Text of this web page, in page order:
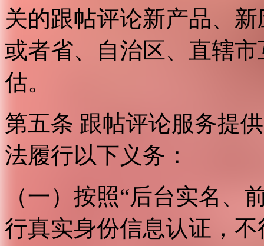
关的跟帖评论新产品、
或者省、自治区、直辖
估。
第五条 跟帖评论服务提
法履行以下义务：
（一）按照“后台实名、
行真实身份信息认证，